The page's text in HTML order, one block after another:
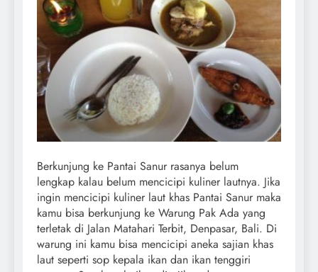
Berkunjung ke Pantai Sanur rasanya belum
lengkap kalau belum mencicipi kuliner lautnya. Jika
ingin mencicipi kuliner laut khas Pantai Sanur maka
kamu bisa berkunjung ke Warung Pak Ada yang
terletak di Jalan Matahari Terbit, Denpasar, Bali. Di
warung ini kamu bisa mencicipi aneka sajian khas
laut seperti sop kepala ikan dan ikan tenggiri